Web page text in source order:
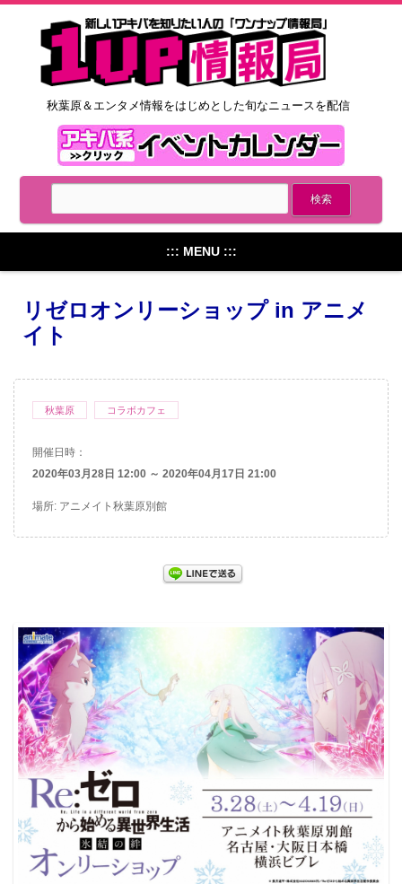
秋葉原＆エンタメ情報をはじめとした旬なニュースを配信
::: MENU :::
リゼロオンリーショップ in アニメ
イト
秋葉原 コラボカフェ
開催日時：
2020年03月28日 12:00 ～ 2020年04月17日 21:00
場所: アニメイト秋葉原別館